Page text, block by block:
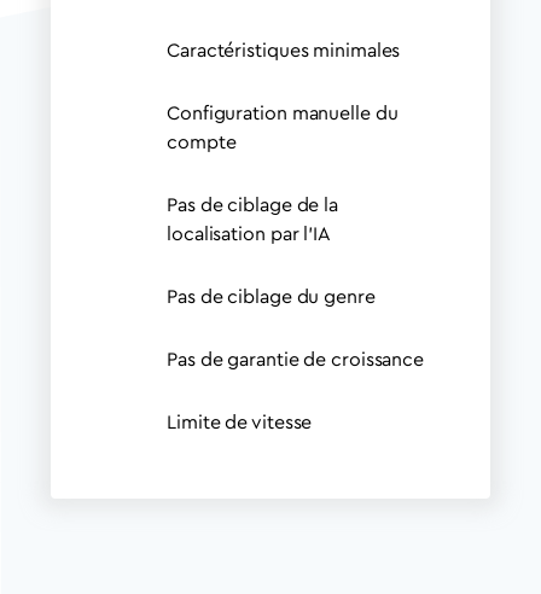
Caractéristiques minimales
Configuration manuelle du
compte
Pas de ciblage de la
localisation par l'IA
Pas de ciblage du genre
Pas de garantie de croissance
Limite de vitesse